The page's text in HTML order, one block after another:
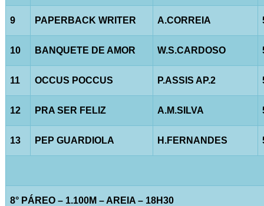
9 PAPERBACK WRITER A.CORREIA
10 BANQUETE DE AMOR W.S.CARDOSO
11 OCCUS POCCUS P.ASSIS AP.2
12 PRA SER FELIZ A.M.SILVA
13 PEP GUARDIOLA H.FERNANDES
8° PÁREO – 1.100M – AREIA – 18H30